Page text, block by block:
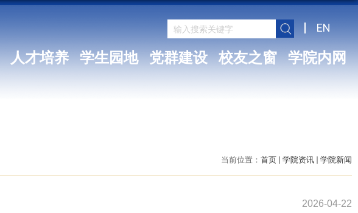
EN
人才培养 学生园地 党群建设 校友之窗 学院内网
当前位置： 首页 学院资讯 学院新闻
2026-04-22